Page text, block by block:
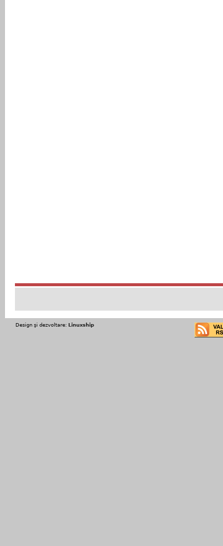
Design şi dezvoltare: Linuxship